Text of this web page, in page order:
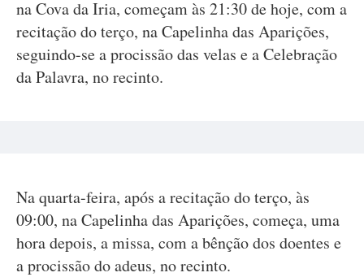
na Cova da Iria, começam às 21:30 de hoje, com a
recitação do terço, na Capelinha das Aparições,
seguindo-se a procissão das velas e a Celebração
da Palavra, no recinto.
Na quarta-feira, após a recitação do terço, às
09:00, na Capelinha das Aparições, começa, uma
hora depois, a missa, com a bênção dos doentes e
a procissão do adeus, no recinto.